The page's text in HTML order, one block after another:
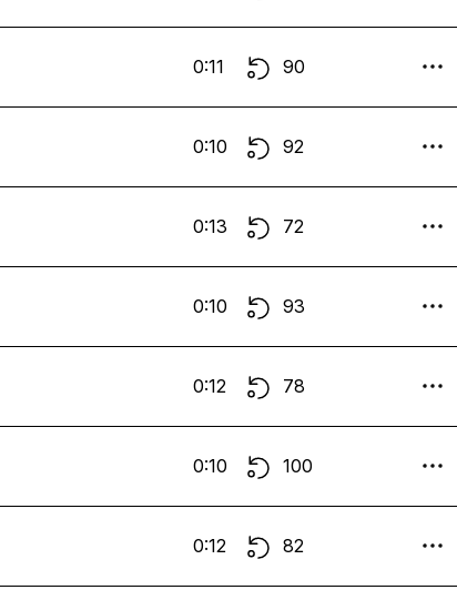
0:11 90
0:10 92
0:13 72
0:10 93
0:12 78
0:10 100
0:12 82